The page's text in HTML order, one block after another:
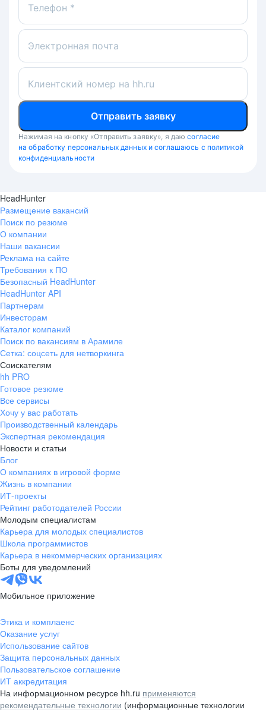
Телефон *
Электронная почта
Клиентский номер на hh.ru
Отправить заявку
Нажимая на кнопку «Отправить заявку», я даю согласие
на обработку персональных данных и соглашаюсь с политикой
конфиденциальности
HeadHunter
Размещение вакансий
Поиск по резюме
О компании
Наши вакансии
Реклама на сайте
Требования к ПО
Безопасный HeadHunter
HeadHunter API
Партнерам
Инвесторам
Каталог компаний
Поиск по вакансиям в Арамиле
Сетка: соцсеть для нетворкинга
Соискателям
hh PRO
Готовое резюме
Все сервисы
Хочу у вас работать
Производственный календарь
Экспертная рекомендация
Новости и статьи
Блог
О компаниях в игровой форме
Жизнь в компании
ИТ-проекты
Рейтинг работодателей России
Молодым специалистам
Карьера для молодых специалистов
Школа программистов
Карьера в некоммерческих организациях
Боты для уведомлений
Мобильное приложение
Этика и комплаенс
Оказание услуг
Использование сайтов
Защита персональных данных
Пользовательское соглашение
ИТ аккредитация
На информационном ресурсе hh.ru применяются
рекомендательные технологии (информационные технологии